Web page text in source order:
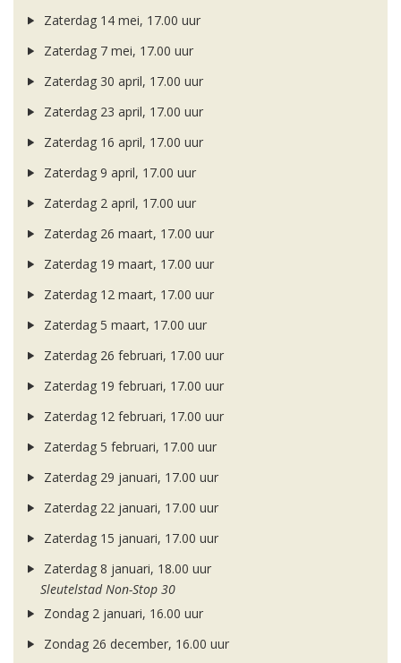
Zaterdag 14 mei, 17.00 uur
Zaterdag 7 mei, 17.00 uur
Zaterdag 30 april, 17.00 uur
Zaterdag 23 april, 17.00 uur
Zaterdag 16 april, 17.00 uur
Zaterdag 9 april, 17.00 uur
Zaterdag 2 april, 17.00 uur
Zaterdag 26 maart, 17.00 uur
Zaterdag 19 maart, 17.00 uur
Zaterdag 12 maart, 17.00 uur
Zaterdag 5 maart, 17.00 uur
Zaterdag 26 februari, 17.00 uur
Zaterdag 19 februari, 17.00 uur
Zaterdag 12 februari, 17.00 uur
Zaterdag 5 februari, 17.00 uur
Zaterdag 29 januari, 17.00 uur
Zaterdag 22 januari, 17.00 uur
Zaterdag 15 januari, 17.00 uur
Zaterdag 8 januari, 18.00 uur
Sleutelstad Non-Stop 30
Zondag 2 januari, 16.00 uur
Zondag 26 december, 16.00 uur